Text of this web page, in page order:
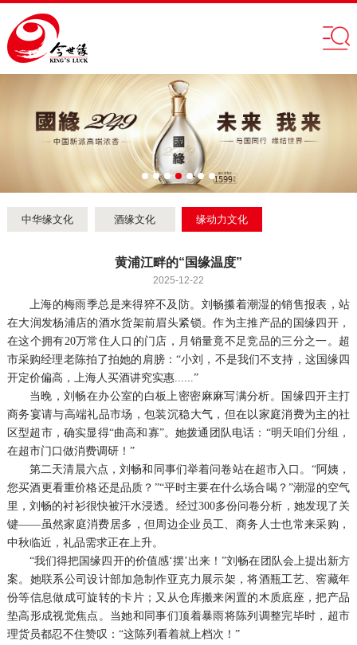
中华缘文化 酒缘文化 缘动力文化
黄浦江畔的“国缘温度”
2025-12-22
上海的梅雨季总是来得猝不及防。刘畅攥着潮湿的销售报表，站
在大润发杨浦店的酒水货架前眉头紧锁。作为主推产品的国缘四开，
在这个拥有20万常住人口的门店，月销量竟不足竞品的三分之一。超
市采购经理老陈拍了拍她的肩膀：“小刘，不是我们不支持，这国缘四
开定价偏高，上海人买酒讲究实惠......”
当晚，刘畅在办公室的白板上密密麻麻写满分析。国缘四开主打
商务宴请与高端礼品市场，包装沉稳大气，但在以家庭消费为主的社
区型超市，确实显得“曲高和寡”。她拨通团队电话：“明天咱们分组，
在超市门口做消费调研！”
第二天清晨六点，刘畅和同事们举着问卷站在超市入口。“阿姨，
您买酒更看重价格还是品质？”“平时主要在什么场合喝？”潮湿的空气
里，刘畅的衬衫很快被汗水浸透。经过300多份问卷分析，她发现了关
键——虽然家庭消费居多，但周边企业员工、商务人士也常来采购，
中秋临近，礼品需求正在上升。
“我们得把国缘四开的价值感‘摆’出来！”刘畅在团队会上提出新方
案。她联系公司设计部加急制作亚克力展示架，将酒瓶工艺、窖藏年
份等信息做成可旋转的卡片；又从仓库搬来闲置的木质底座，把产品
垫高形成视觉焦点。当她和同事们顶着暴雨将陈列调整完毕时，超市
理货员都忍不住赞叹：“这陈列看着就上档次！”